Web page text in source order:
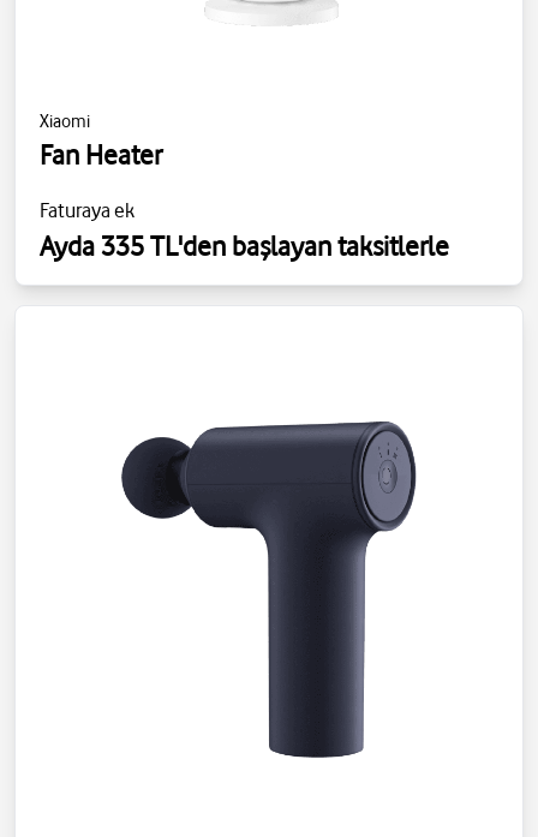
Xiaomi
Fan Heater
Faturaya ek
Ayda 335 TL'den başlayan taksitlerle